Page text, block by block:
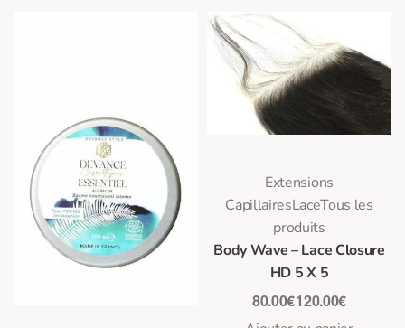
Extensions
CapillairesLaceTous les
produits
Body Wave – Lace Closure
HD 5 X 5
80.00€120.00€